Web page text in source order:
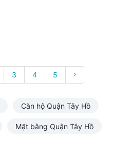
3 4 5
Căn hộ Quận Tây Hồ
Mặt bằng Quận Tây Hồ